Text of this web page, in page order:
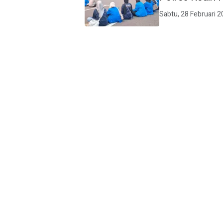
Sabtu, 28 Februari